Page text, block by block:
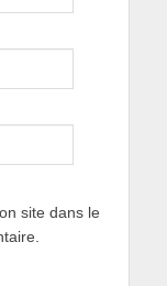
site dans le